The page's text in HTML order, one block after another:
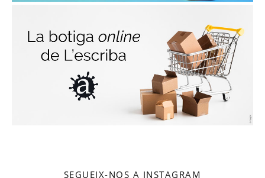
SEGUEIX-NOS A INSTAGRAM